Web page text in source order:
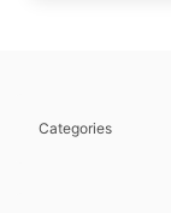
Categories